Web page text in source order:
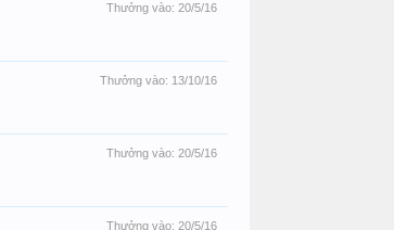
Thưởng vào: 20/5/16
Thưởng vào: 13/10/16
Thưởng vào: 20/5/16
Thưởng vào: 20/5/16